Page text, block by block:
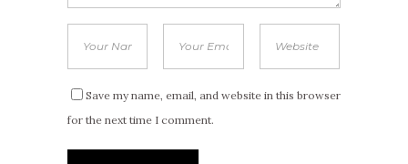
Save my name, email, and website in this browser
for the next time I comment.